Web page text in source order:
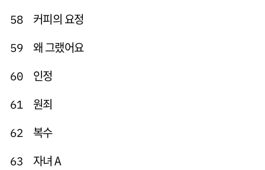
58 커피의 요정
59 왜 그랬어요
60 인정
61 원죄
62 복수
63 자녀 A